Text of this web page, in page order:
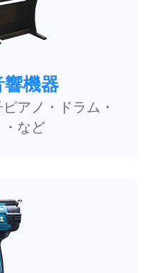
機器
アノ・ドラム・
など